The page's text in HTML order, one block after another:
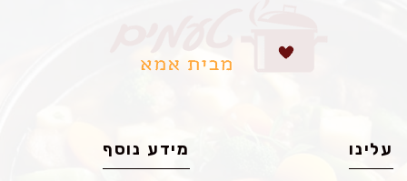
עלינו מידע נוסף